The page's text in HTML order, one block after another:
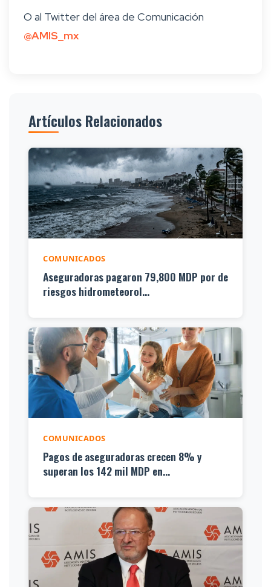
O al Twitter del área de Comunicación
@AMIS_mx
Artículos Relacionados
COMUNICADOS
Aseguradoras pagaron 79,800 MDP por de
riesgos hidrometeorol...
COMUNICADOS
Pagos de aseguradoras crecen 8% y
superan los 142 mil MDP en...